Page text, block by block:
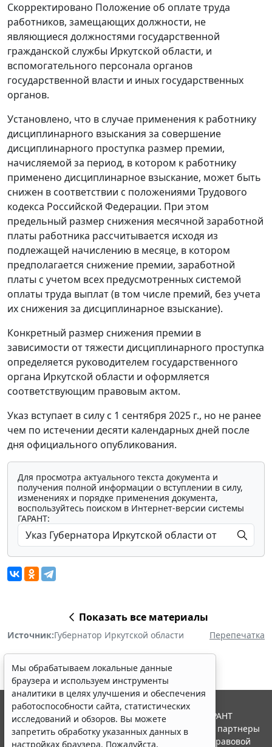
Скорректировано Положение об оплате труда
работников, замещающих должности, не
являющиеся должностями государственной
гражданской службы Иркутской области, и
вспомогательного персонала органов
государственной власти и иных государственных
органов.
Установлено, что в случае применения к работнику
дисциплинарного взыскания за совершение
дисциплинарного проступка размер премии,
начисляемой за период, в котором к работнику
применено дисциплинарное взыскание, может быть
снижен в соответствии с положениями Трудового
кодекса Российской Федерации. При этом
предельный размер снижения месячной заработной
платы работника рассчитывается исходя из
подлежащей начислению в месяце, в котором
предполагается снижение премии, заработной
платы с учетом всех предусмотренных системой
оплаты труда выплат (в том числе премий, без учета
их снижения за дисциплинарное взыскание).
Конкретный размер снижения премии в
зависимости от тяжести дисциплинарного проступка
определяется руководителем государственного
органа Иркутской области и оформляется
соответствующим правовым актом.
Указ вступает в силу с 1 сентября 2025 г., но не ранее
чем по истечении десяти календарных дней после
дня официального опубликования.
Для просмотра актуального текста документа и
получения полной информации о вступлении в силу,
изменениях и порядке применения документа,
воспользуйтесь поиском в Интернет-версии системы
ГАРАНТ:
Показать все материалы
Источник:Губернатор Иркутской области Перепечатка
Мы обрабатываем локальные данные
браузера и используем инструменты
аналитики в целях улучшения и обеспечения
работоспособности сайта, статистических
исследований и обзоров. Вы можете
запретить обработку указанных данных в
настройках браузера. Пожалуйста,
© ООО "НПП "ГАРАНТ-СЕРВИС", 2026. Система ГАРАНТ
выпускается с 1990 года. Компания "Гарант" и ее партнеры
являются участниками Российской ассоциации правовой